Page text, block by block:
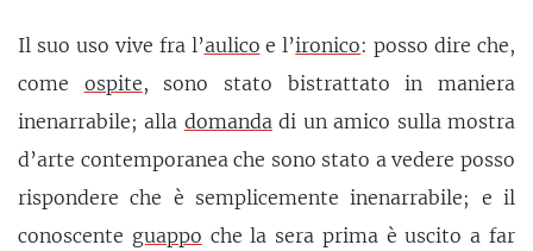
Il suo uso vive fra l’aulico e l’ironico: posso dire che,
come ospite, sono stato bistrattato in maniera
inenarrabile; alla domandadi un amico sulla mostra
d’arte contemporanea che sono stato a vedere posso
rispondere che è semplicemente inenarrabile; e il
conoscente guappo che la sera prima è uscito a far